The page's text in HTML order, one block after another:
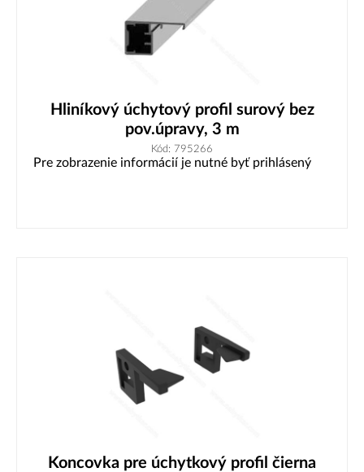
Hliníkový úchytový profil surový bez
pov.úpravy, 3 m
Kód: 795266
Pre zobrazenie informácií je nutné byť prihlásený
Koncovka pre úchytkový profil čierna